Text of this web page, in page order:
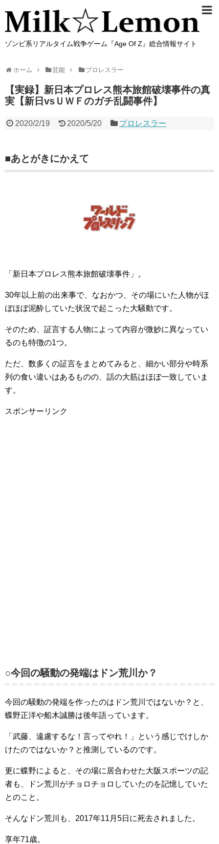
ゾンビ系リアルタイム戦争ゲーム『Age Of Z』総合情報サイト
ホーム 芸能 プロレスラー
【実録】新日本プロレス熊本旅館破壊事件の真
実【新日vsＵＷＦのガチ乱闘事件】
2020/2/19 2020/5/20 プロレスラー
■あとがきにかえて
「新日本プロレス熊本旅館破壊事件」。
30年以上前の出来事で、なおかつ、その場にいた人物がほ
ぼほぼ泥酔していた状況で起こった大騒動です。
そのため、証言する人物によって内容が微妙に異なってい
るのも特徴の1つ。
ただ、数多くの証言をまとめてみると、細かい部分や時系
列の食い違いはあるものの、話の大筋はほぼ一致していま
す。
スポンサーリンク
○今回の騒動の発端はドン荒川か？
今回の騒動の発端を作ったのはドン荒川ではないか？と、
蝶野正洋や船木誠勝は後年語っています。
「武藤、遠慮するな！言ってやれ！」という感じでけしか
けたのではないか？と推測しているのです。
更に蝶野によると、その場に居合わせた大阪スポーツの記
者も、ドン荒川がチョロチョロしていたのを記憶していた
とのこと。
そんなドン荒川も、2017年11月5日に死去されました。
享年71歳。